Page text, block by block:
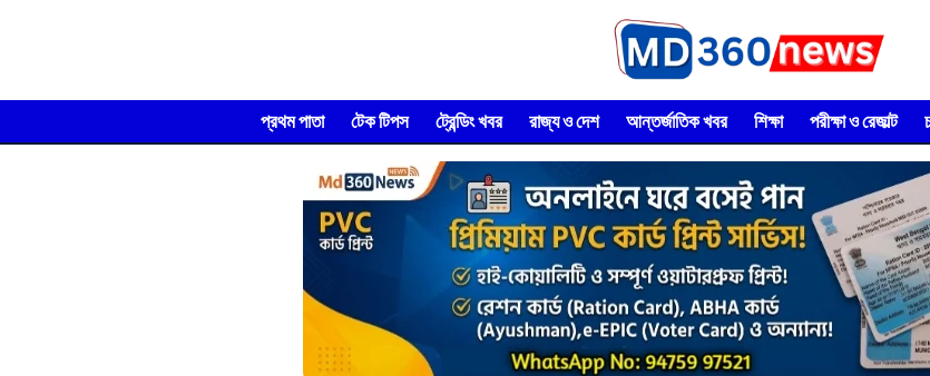
প্রথম পাতা টেক টিপস ট্রেন্ডিং খবর রাজ্য ও দেশ আন্তর্জাতিক খবর শিক্ষা পরীক্ষা ও রেজাল্ট